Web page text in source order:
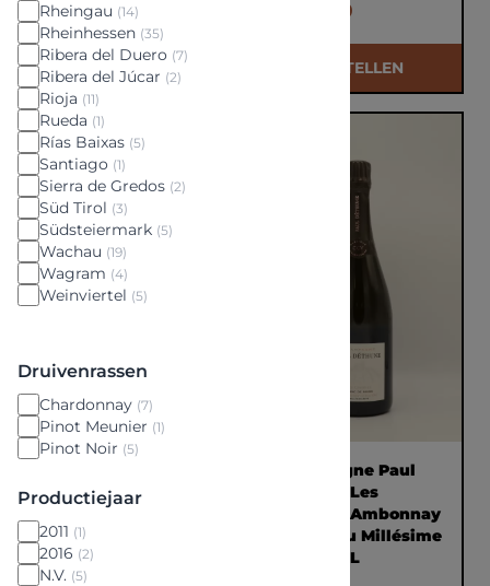
Rheingau (14)
Rheinhessen (35)
Ribera del Duero (7)
Ribera del Júcar (2)
Rioja (11)
Rueda (1)
Rías Baixas (5)
Santiago (1)
Sierra de Gredos (2)
Süd Tirol (3)
Südsteiermark (5)
Wachau (19)
Wagram (4)
Weinviertel (5)
Druivenrassen
Chardonnay (7)
Pinot Meunier (1)
Pinot Noir (5)
Productiejaar
2011 (1)
2016 (2)
N.V. (5)
€ 59,00
BESTELLEN
€ 65,00
BESTELLEN
Chauvet Brut
Tradition N.V. 0,75L
Champagne Paul
Déthune Les
Crayéres Ambonnay
Grand Cru Millésime
2016 0,75L